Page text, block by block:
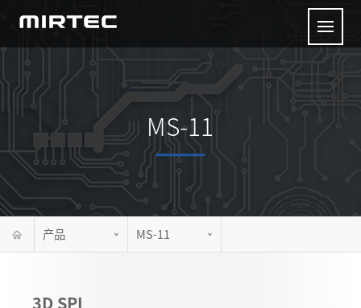
MS-11
产品 MS-11
3D SPI